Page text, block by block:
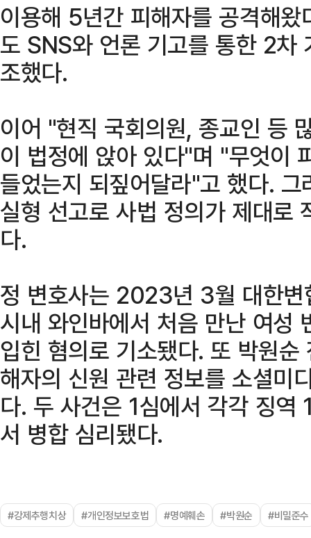
이용해 5년간 피해자를 공격해
도 SNS와 언론 기고를 통한 2차
조했다.
이어 "현직 국회의원, 종교인 등
이 법정에 앉아 있다"며 "무엇이
들었는지 되짚어달라"고 했다.
실형 선고로 사법 정의가 제대로
다.
정 변호사는 2023년 3월 대한변
시내 와인바에서 처음 만난 여성
입힌 혐의로 기소됐다. 또 박원
해자의 신원 관련 정보를 소셜미
다. 두 사건은 1심에서 각각 징역
서 병합 심리됐다.
#강제추행치상 #개인정보보호법 #명예훼손 #박원순 #비밀준수